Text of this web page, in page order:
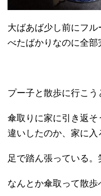
大ばあば少し前にフ
べたばかりなのに全部
プー子と散歩に行こう
傘取りに家に引き返
違いしたのか、家に入
足で踏ん張っている。
なんとか傘取って散歩